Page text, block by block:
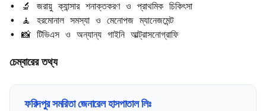
• 🔬 জরায়ু ক্যান্সার শনাক্তকরণ ও প্রাথমিক চিকিৎসা
• 🧘 হরমোনাল সমস্যা ও মেনোপজ ম্যানেজমেন্ট
• 📸 টিভিএস ও অন্যান্য গাইনি আল্ট্রাসনোগ্রাফি
চেম্বারের তথ্য
ফরিদপুর সমরিতা জেনারেল হাসপাতাল লিঃ